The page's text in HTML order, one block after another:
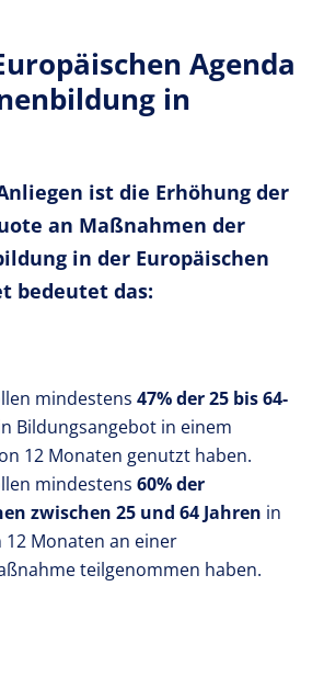
Agenda
in
ist die Erhöhung der
an Maßnahmen der
in der Europäischen
bedeutet das:
mindestens 47% der 25 bis 64-
Bildungsangebot in einem
12 Monaten genutzt haben.
mindestens 60% der
zwischen 25 und 64 Jahren in
Monaten an einer
teilgenommen haben.